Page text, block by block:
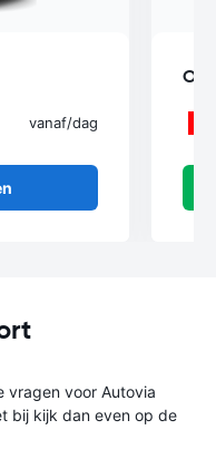
vanaf/dag
vragen voor Autovia
bij kijk dan even op de